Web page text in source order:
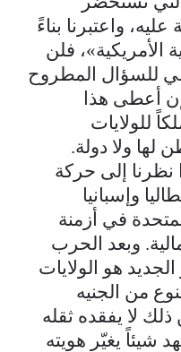
واعتبرنا بناءً
الأمريكية»، فلن
للسؤال المطروح
أعطى هذا
للولايات
لها ولا دولة.
نظرنا إلى حركة
وإسبانيا
في أزمنة
وبعد الحرب
الجديد هو الولايات
من الجنيه
ذلك لا يفقده ثقله
شيئاً يغيّر هويته